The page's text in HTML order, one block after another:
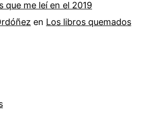
que me leí en el 2019
en Los libros quemados